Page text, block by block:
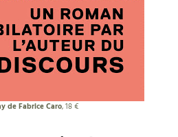
de Fabrice Caro, 18 €